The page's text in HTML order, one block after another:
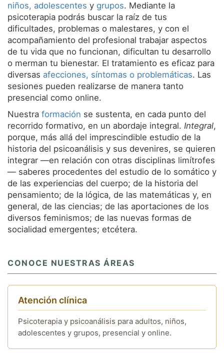
niños, adolescentes y grupos. Mediante la
psicoterapia podrás buscar la raíz de tus
dificultades, problemas o malestares, y con el
acompañamiento del profesional trabajar aspectos
de tu vida que no funcionan, dificultan tu desarrollo
o merman tu bienestar. El tratamiento es eficaz para
diversas afecciones, síntomas o problemáticas. Las
sesiones pueden realizarse de manera tanto
presencial como online.
Nuestra formación se sustenta, en cada punto del
recorrido formativo, en un abordaje integral. Integral,
porque, más allá del imprescindible estudio de la
historia del psicoanálisis y sus devenires, se quieren
integrar —en relación con otras disciplinas limítrofes
— saberes procedentes del estudio de lo somático y
de las experiencias del cuerpo; de la historia del
pensamiento; de la lógica, de las matemáticas y, en
general, de las ciencias; de las aportaciones de los
diversos feminismos; de las nuevas formas de
socialidad emergentes; etcétera.
CONOCE NUESTRAS ÁREAS
Atención clínica
Psicoterapia y psicoanálisis para adultos, niños,
adolescentes y grupos, presencial y online.